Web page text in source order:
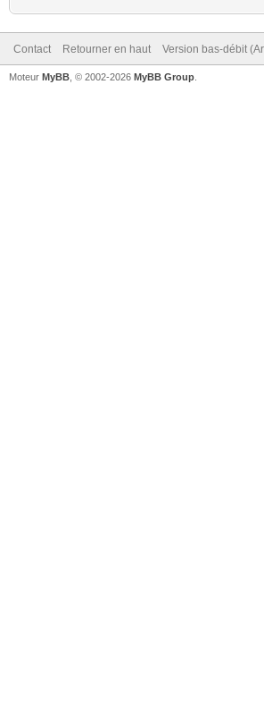
Contact Retourner en haut Version bas-débit
Moteur MyBB , © 2002-2026 MyBB Group